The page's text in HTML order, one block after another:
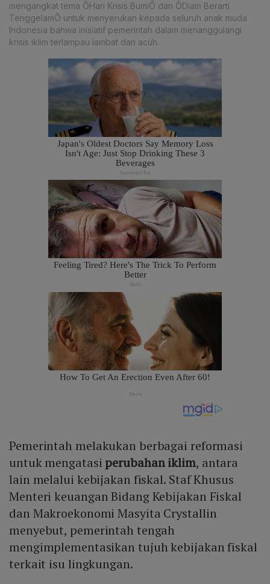
mengangkat tema ÔHari Krisis BumiÕ dan ÔDiam Berarti
TenggelamÕ untuk menyerukan kepada seluruh anak muda
Indonesia bahwa inisiatif pemerintah dalam menanggulangi
krisis iklim terlampau lambat dan acuh.
Pemerintah melakukan berbagai reformasi
untuk mengatasiperubahan iklim, antara
lain melalui kebijakan fiskal. Staf Khusus
Menteri keuangan Bidang Kebijakan Fiskal
dan Makroekonomi Masyita Crystallin
menyebut, pemerintah tengah
mengimplementasikan tujuh kebijakan fiskal
terkait isu lingkungan.